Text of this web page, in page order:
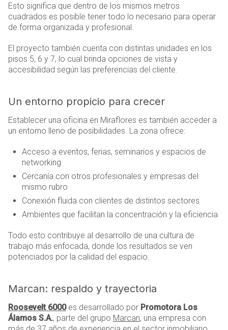
Esto significa que dentro de los mismos metros
cuadrados es posible tener todo lo necesario para operar
de forma organizada y profesional.
El proyecto también cuenta con distintas unidades en los
pisos 5, 6 y 7, lo cual brinda opciones de vista y
accesibilidad según las preferencias del cliente.
Un entorno propicio para crecer
Establecer una oficina en Miraflores es también acceder a
un entorno lleno de posibilidades. La zona ofrece:
Acceso a eventos, ferias, seminarios y espacios de
networking
Cercanía con otros profesionales y empresas del
mismo rubro
Conexión fluida con clientes de distintos sectores
Ambientes que facilitan la concentración y la eficiencia
Todo esto contribuye al desarrollo de una cultura de
trabajo más enfocada, donde los resultados se ven
potenciados por la calidad del espacio.
Marcan: respaldo y trayectoria
Roosevelt 6000es desarrollado por Promotora Los
Álamos S.A., parte del grupo Marcan, una empresa con